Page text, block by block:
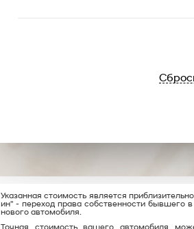
Указанная стоимость является
ин" - переход права собственности бывшего
нового автомобиля.
Точная стоимость вашего автомобиля